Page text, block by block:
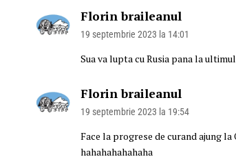
Florin braileanul
19 septembrie 2023 la 14:01
Sua va lupta cu Rusia pana la
Florin braileanul
19 septembrie 2023 la 19:54
Face la progrese de curand ajung la
hahahahahahaha